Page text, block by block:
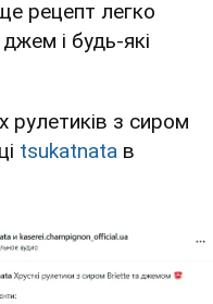
рецепт легко
і будь-які
рулетиків з сиром
tsukatnata в